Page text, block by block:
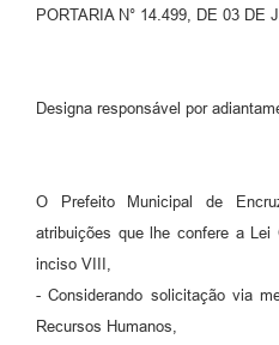
Contato
Relação de Medicamentos
Relatório Ouvidoria 2021
Relatório Ouvidoria 2022
PORTARIA N° 14.499, DE 03 DE
Designa responsável por
O Prefeito Municipal de
atribuições que lhe confere a Lei
inciso VIII,
- Considerando solicitação via
Recursos Humanos,